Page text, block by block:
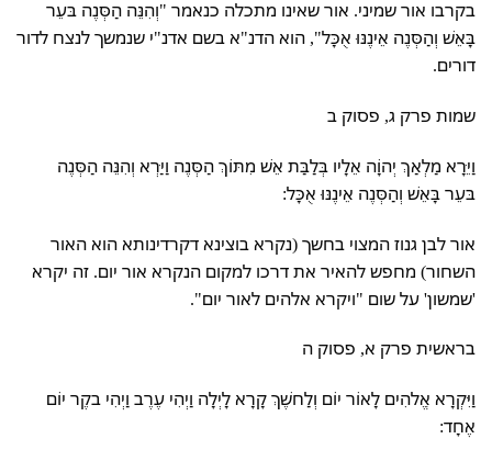
בקרבו אור שמיני. אור שאינו מתכלה כנאמר "וְהִנֵּה הַסְּנֶה בּעֵר
בָּאֵשׁ וְהַסְּנֶה אֵינֶנּוּ אֻכָּל", הוא הדנ"א בשם אדנ"י שנמשך לנצח לדור
דורים.
שמות פרק ג, פסוק ב
וַיֵּרָא מַלְאַךְ יְהוָֹה אֵלָיו בְּלַבַּת אֵשׁ מִתּוֹךְ הַסְּנֶה וַיַּרְא וְהִנֵּה הַסְּנֶה
בּעֵר בָּאֵשׁ וְהַסְּנֶה אֵינֶנּוּ אֻכָּל:
אור לבן גנוז המצוי בחשך (נקרא בוצינא דקרדינותא הוא האור
השחור) מחפש להאיר את דרכו למקום הנקרא אור יום. זה יקרא
'שמשון' על שום "ויקרא אלהים לאור יום".
בראשית פרק א, פסוק ה
וַיִּקְרָא אֱלהִים לָאוֹר יוֹם וְלַחשֶׁךְ קָרָא לָיְלָה וַיְהִי עֶרֶב וַיְהִי בקֶר יוֹם
אֶחָד: